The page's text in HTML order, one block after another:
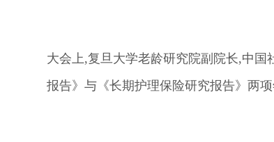
大会上,复旦大学老龄研究院副院长,中
报告》与《长期护理保险研究报告》两项